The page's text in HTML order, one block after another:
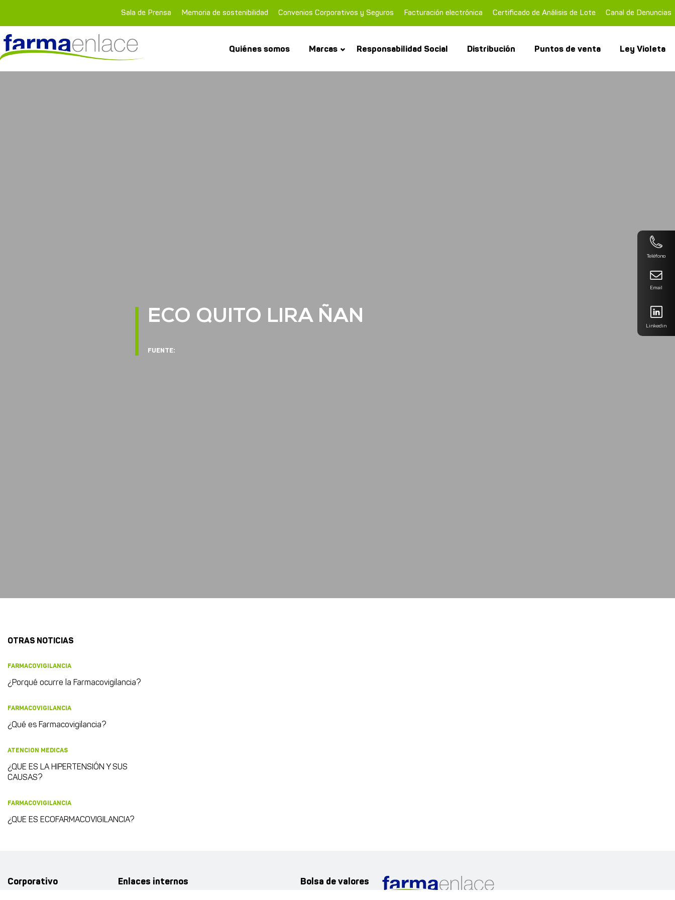
Sala de Prensa Memoria de sostenibilidad Convenios Corporativos y Seguros Facturación electrónica Certificado de Análisis de Lote Canal de Denuncias
Quiénes somos Marcas Responsabilidad Social Distribución Puntos de venta Ley Violeta
ECO QUITO LIRA ÑAN
FUENTE:
OTRAS NOTICIAS
FARMACOVIGILANCIA
¿Porqué ocurre la Farmacovigilancia?
FARMACOVIGILANCIA
¿Qué es Farmacovigilancia?
ATENCION MEDICAS
¿QUE ES LA HIPERTENSIÓN Y SUS
CAUSAS?
FARMACOVIGILANCIA
¿QUE ES ECOFARMACOVIGILANCIA?
Teléfono
Email
Linkedin
Corporativo Enlaces internos Bolsa de valores